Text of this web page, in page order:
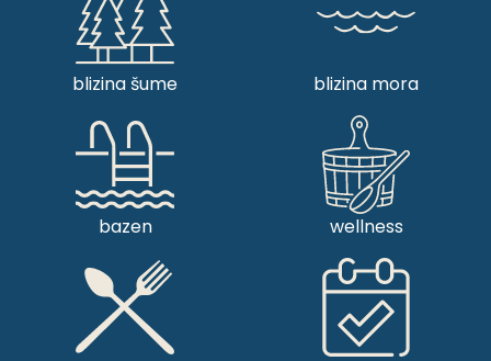
blizina šume blizina mora
bazen wellness